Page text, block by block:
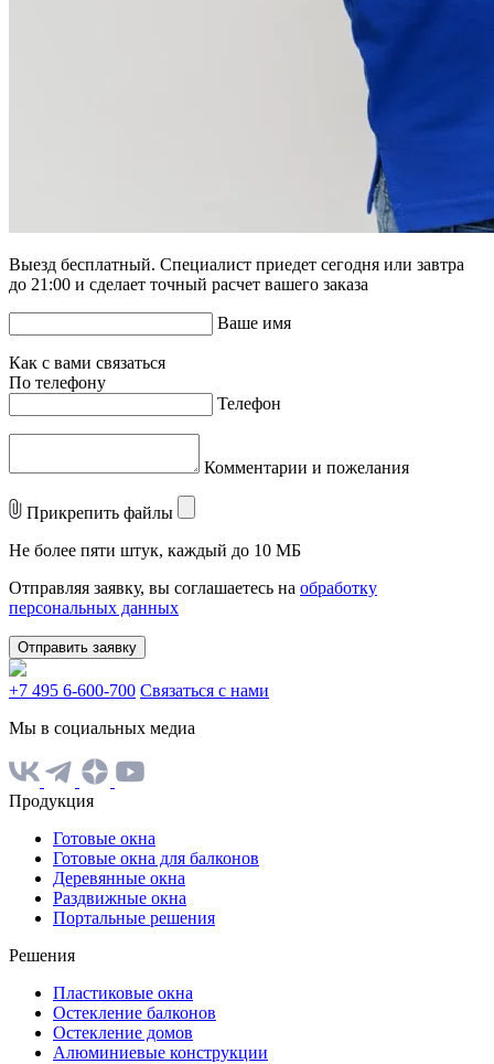
Выезд бесплатный. Специалист приедет сегодня или завтра
до 21:00 и сделает точный расчет вашего заказа
Ваше имя
Как с вами связаться
По телефону
Телефон
Комментарии и пожелания
Прикрепить файлы
Не более пяти штук, каждый до 10 МБ
Отправляя заявку, вы соглашаетесь на обработку
персональных данных
Отправить заявку
+7 495 6-600-700 Связаться с нами
Мы в социальных медиа
Продукция
Готовые окна
Готовые окна для балконов
Деревянные окна
Раздвижные окна
Портальные решения
Решения
Пластиковые окна
Остекление балконов
Остекление домов
Алюминиевые конструкции